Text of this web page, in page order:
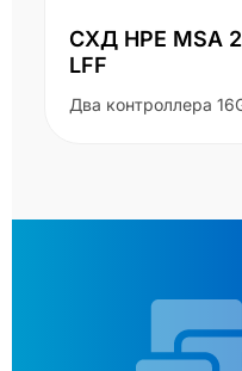
СХД HPE MSA
LFF
Два контроллера